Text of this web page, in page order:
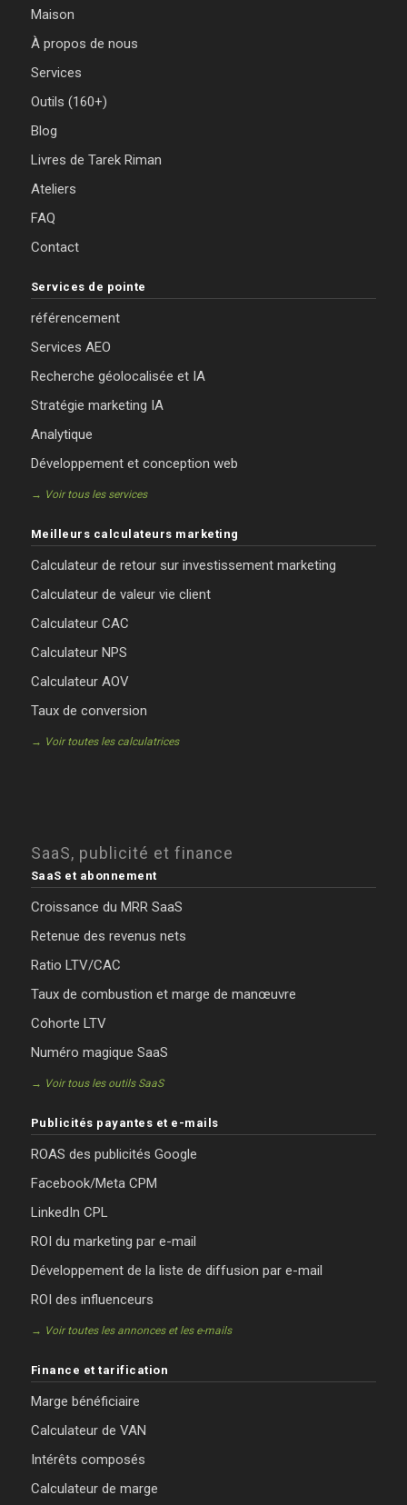
Maison
À propos de nous
Services
Outils (160+)
Blog
Livres de Tarek Riman
Ateliers
FAQ
Contact
Services de pointe
référencement
Services AEO
Recherche géolocalisée et IA
Stratégie marketing IA
Analytique
Développement et conception web
→ Voir tous les services
Meilleurs calculateurs marketing
Calculateur de retour sur investissement marketing
Calculateur de valeur vie client
Calculateur CAC
Calculateur NPS
Calculateur AOV
Taux de conversion
→ Voir toutes les calculatrices
SaaS, publicité et finance
SaaS et abonnement
Croissance du MRR SaaS
Retenue des revenus nets
Ratio LTV/CAC
Taux de combustion et marge de manœuvre
Cohorte LTV
Numéro magique SaaS
→ Voir tous les outils SaaS
Publicités payantes et e-mails
ROAS des publicités Google
Facebook/Meta CPM
LinkedIn CPL
ROI du marketing par e-mail
Développement de la liste de diffusion par e-mail
ROI des influenceurs
→ Voir toutes les annonces et les e-mails
Finance et tarification
Marge bénéficiaire
Calculateur de VAN
Intérêts composés
Calculateur de marge